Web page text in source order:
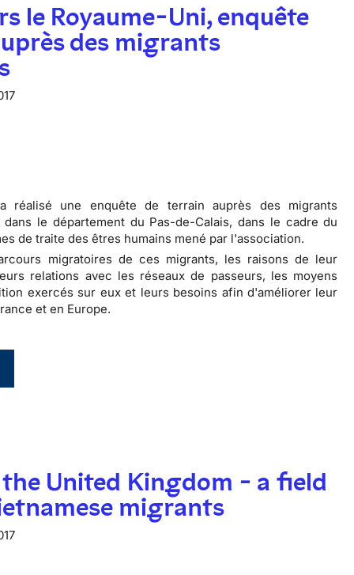
le Royaume-Uni, enquête
des migrants
réalisé une enquête de terrain auprès des migrants
le département du Pas-de-Calais, dans le cadre du
de traite des êtres humains mené par l'association.
migratoires de ces migrants, les raisons de leur
relations avec les réseaux de passeurs, les moyens
exercés sur eux et leurs besoins afin d'améliorer leur
et en Europe.
United Kingdom - a field
migrants